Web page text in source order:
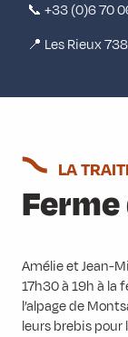
📞 +33 (0)6 70
📍 Les Rieux
LA
Amélie et Jean-
17h30 à 19h à la
l’alpage de
leurs brebis pour